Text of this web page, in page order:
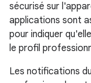
sécurisé sur
applications sont
pour indiquer
le profil
Les notifications